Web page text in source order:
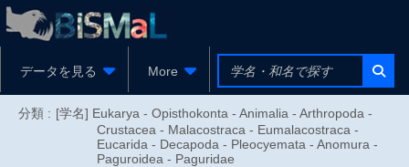
データを見る More
分類 : [学名] Eukarya - Opisthokonta - Animalia - Arthropoda -
Crustacea - Malacostraca - Eumalacostraca -
Eucarida - Decapoda - Pleocyemata - Anomura -
Paguroidea - Paguridae